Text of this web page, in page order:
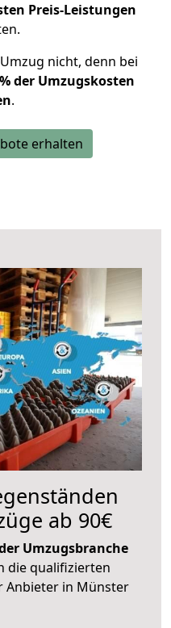
Preis-Leistungen
nicht, denn bei
der Umzugskosten
.
erhalten
ab 90€
Umzugsbranche
die qualifizierten
Anbieter in Münster